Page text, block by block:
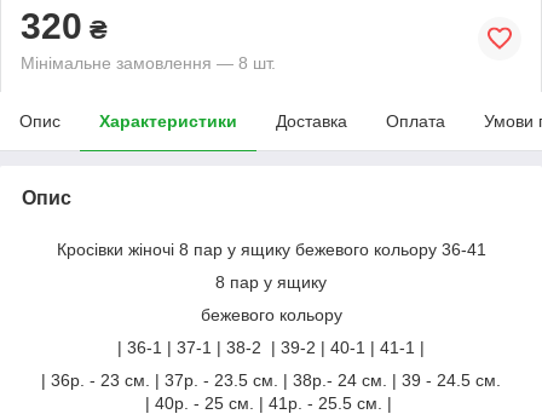
320 ₴
Мінімальне замовлення — 8 шт.
Опис Характеристики Доставка Оплата Умови
Опис
Кросівки жіночі 8 пар у ящику бежевого кольору 36-41
8 пар у ящику
бежевого кольору
| 36-1 | 37-1 | 38-2 | 39-2 | 40-1 | 41-1 |
| 36р. - 23 см. | 37р. - 23.5 см. | 38р.- 24 см. | 39 - 24.5 см.
| 40р. - 25 см. | 41р. - 25.5 см. |